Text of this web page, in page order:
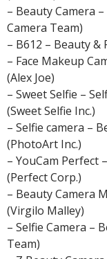
– Beauty Camera
Camera Team)
– B612 – Beauty &
– Face Makeup
(Alex Joe)
– Sweet Selfie –
(Sweet Selfie Inc.)
– Selfie camera –
(PhotoArt Inc.)
– YouCam Perfect
(Perfect Corp.)
– Beauty Camera
(Virgilo Malley)
– Selfie Camera –
Team)